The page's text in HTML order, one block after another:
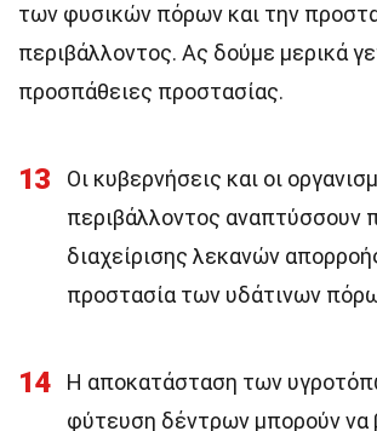
των φυσικών πόρων και την
περιβάλλοντος. Ας δούμε μερικά
προσπάθειες προστασίας.
13
Οι κυβερνήσεις και οι
περιβάλλοντος αναπτύσσουν
διαχείρισης λεκανών
προστασία των υδάτινων
14
Η αποκατάσταση των
φύτευση δέντρων μπορούν να